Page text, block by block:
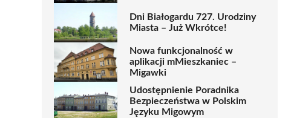
Dni Białogardu 727. Urodziny
Miasta – Już Wkrótce!
Nowa funkcjonalność w
aplikacji mMieszkaniec –
Migawki
Udostępnienie Poradnika
Bezpieczeństwa w Polskim
Języku Migowym